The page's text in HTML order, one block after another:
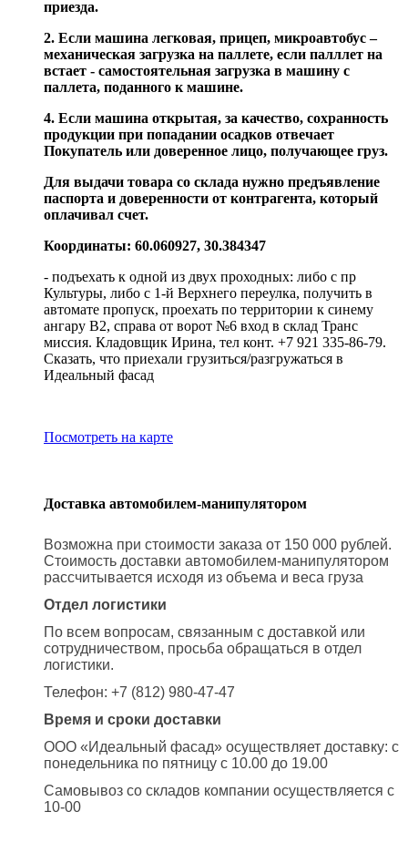
приезда.
2. Если машина легковая, прицеп, микроавтобус –
механическая загрузка на паллете, если палллет на
встает - самостоятельная загрузка в машину с
паллета, поданного к машине.
4. Если машина открытая, за качество, сохранность
продукции при попадании осадков отвечает
Покупатель или доверенное лицо, получающее груз.
Для выдачи товара со склада нужно предъявление
паспорта и доверенности от контрагента, который
оплачивал счет.
Координаты: 60.060927, 30.384347
- подъехать к одной из двух проходных: либо с пр
Культуры, либо с 1-й Верхнего переулка, получить в
автомате пропуск, проехать по территории к синему
ангару В2, справа от ворот №6 вход в склад Транс
миссия. Кладовщик Ирина, тел конт. +7 921 335-86-79.
Сказать, что приехали грузиться/разгружаться в
Идеальный фасад
Посмотреть на карте
Доставка автомобилем-манипулятором
Возможна при стоимости заказа от 150 000 рублей.
Стоимость доставки автомобилем-манипулятором
рассчитывается исходя из объема и веса груза
Отдел логистики
По всем вопросам, связанным с доставкой или
сотрудничеством, просьба обращаться в отдел
логистики.
Телефон: +7 (812) 980-47-47
Время и сроки доставки
ООО «Идеальный фасад» осуществляет доставку: с
понедельника по пятницу с 10.00 до 19.00
Самовывоз со складов компании осуществляется с
10-00